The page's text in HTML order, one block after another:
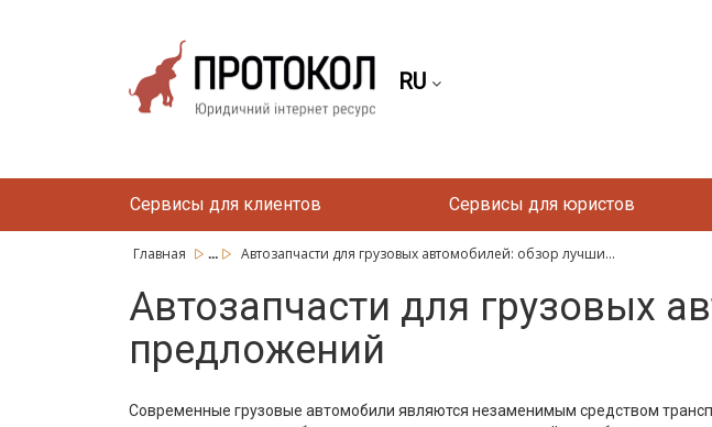
RU
Сервисы для клиентов Сервисы для юристов
Главная ... Автозапчасти для грузовых автомобилей: обзор лучши...
Автозапчасти для грузовых
предложений
Современные грузовые автомобили являются незаменимым средством